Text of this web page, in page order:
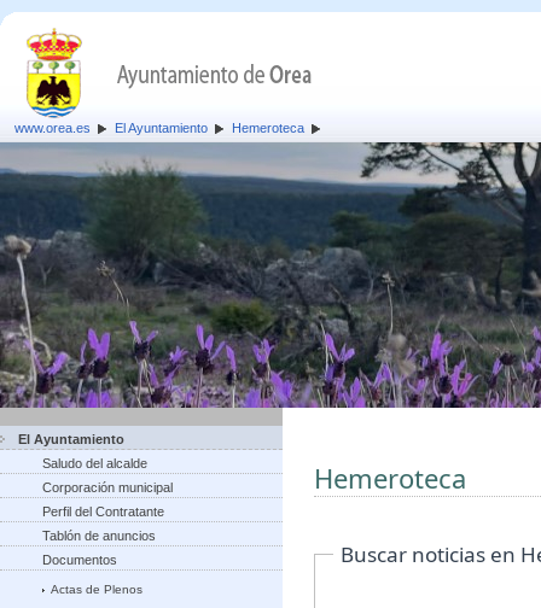
www.orea.es El Ayuntamiento Hemeroteca
El Ayuntamiento
Saludo del alcalde
Corporación municipal
Perfil del Contratante
Tablón de anuncios
Documentos
Actas de Plenos
Hemeroteca
Buscar noticias en